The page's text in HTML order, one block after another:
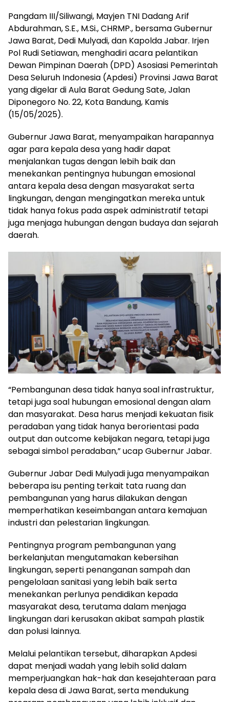
Pangdam III/Siliwangi, Mayjen TNI Dadang Arif
Abdurahman, S.E., M.Si., CHRMP., bersama Gubernur
Jawa Barat, Dedi Mulyadi, dan Kapolda Jabar. Irjen
Pol Rudi Setiawan, menghadiri acara pelantikan
Dewan Pimpinan Daerah (DPD) Asosiasi Pemerintah
Desa Seluruh Indonesia (Apdesi) Provinsi Jawa Barat
yang digelar di Aula Barat Gedung Sate, Jalan
Diponegoro No. 22, Kota Bandung, Kamis
(15/05/2025).
Gubernur Jawa Barat, menyampaikan harapannya
agar para kepala desa yang hadir dapat
menjalankan tugas dengan lebih baik dan
menekankan pentingnya hubungan emosional
antara kepala desa dengan masyarakat serta
lingkungan, dengan mengingatkan mereka untuk
tidak hanya fokus pada aspek administratif tetapi
juga menjaga hubungan dengan budaya dan sejarah
daerah.
“Pembangunan desa tidak hanya soal infrastruktur,
tetapi juga soal hubungan emosional dengan alam
dan masyarakat. Desa harus menjadi kekuatan fisik
peradaban yang tidak hanya berorientasi pada
output dan outcome kebijakan negara, tetapi juga
sebagai simbol peradaban,” ucap Gubernur Jabar.
Gubernur Jabar Dedi Mulyadi juga menyampaikan
beberapa isu penting terkait tata ruang dan
pembangunan yang harus dilakukan dengan
memperhatikan keseimbangan antara kemajuan
industri dan pelestarian lingkungan.
Pentingnya program pembangunan yang
berkelanjutan mengutamakan kebersihan
lingkungan, seperti penanganan sampah dan
pengelolaan sanitasi yang lebih baik serta
menekankan perlunya pendidikan kepada
masyarakat desa, terutama dalam menjaga
lingkungan dari kerusakan akibat sampah plastik
dan polusi lainnya.
Melalui pelantikan tersebut, diharapkan Apdesi
dapat menjadi wadah yang lebih solid dalam
memperjuangkan hak-hak dan kesejahteraan para
kepala desa di Jawa Barat, serta mendukung